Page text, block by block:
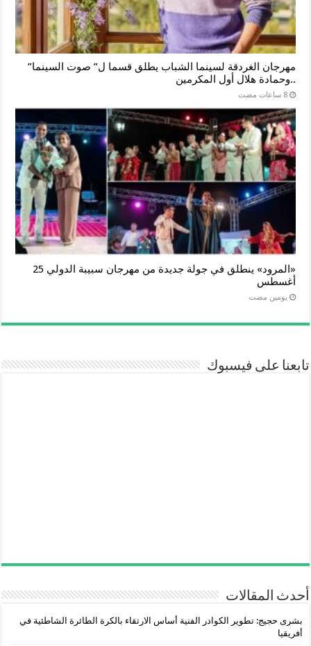
مهرجان الغردقة لسينما الشباب يطلق قسما ل” صوت السينما”
..وحمادة هلال أول المكرمين
‏8 ساعات مضت
«المرود» ينطلق في جولة جديدة من مهرجان سبيبة الدولي 25
أغسطس
‏يومين مضت
تابعنا على فيسبوك
أحدث المقالات
بشرى حجيج: تطوير الكوادر الفنية أساس الارتقاء بالكرة الطائرة الشاطئية في
أفريقيا